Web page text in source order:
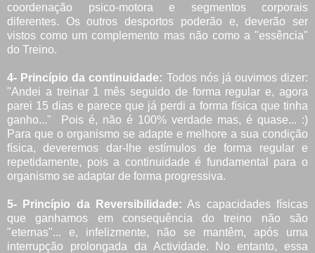
coordenação psico-motora e segmentos corporais
diferentes. Os outros desportos poderão e, deverão ser
vistos como um complemento mas não como a "essência"
do Treino.
4- Princípio da continuidade: Todos nós já ouvimos dizer:
"Andei a treinar 1 mês seguido de forma regular e, agora
parei 15 dias e parece que já perdi a forma física que tinha
ganho..." Pois é, não é 100% verdade mas, é quase... :)
Para que o organismo se adapte e melhore a sua condição
física, deveremos dar-lhe estímulos de forma regular e
repetidamente, pois a continuidade é fundamental para o
organismo se adaptar de forma progressiva.
5- Princípio da Reversibilidade: As capacidades físicas
que ganhamos em consequência do treino não são
"eternas"... e, infelizmente, não se mantêm, após uma
interrupção prolongada da Actividade. No entanto, essa